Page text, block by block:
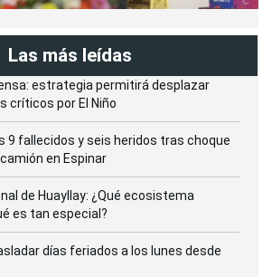
Las más leídas
estrategia permitirá desplazar
críticos por El Niño
9 fallecidos y seis heridos tras choque
en Espinar
de Huayllay: ¿Qué ecosistema
es tan especial?
días feriados a los lunes desde